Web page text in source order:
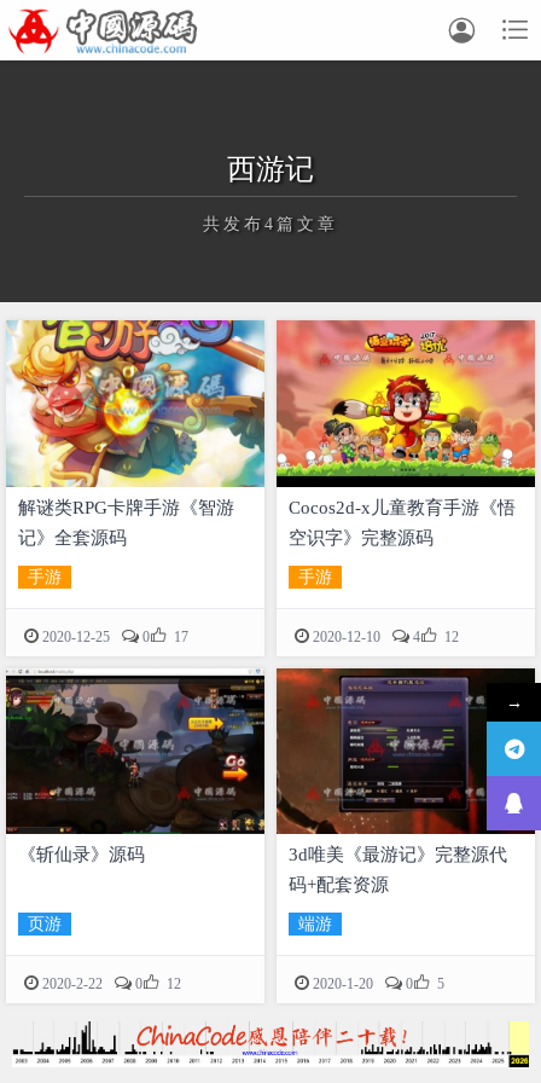


西游记
共发布4篇文章
正在为您加载新内容
解谜类RPG卡牌手游《智游
记》全套源码
手游
2020-12-25 0 17
Cocos2d-x儿童教育手游《悟
空识字》完整源码
手游
2020-12-10 4 12
《斩仙录》源码
页游
2020-2-22 0 12
3d唯美《最游记》完整源代
码+配套资源
端游
2020-1-20 0 5
→